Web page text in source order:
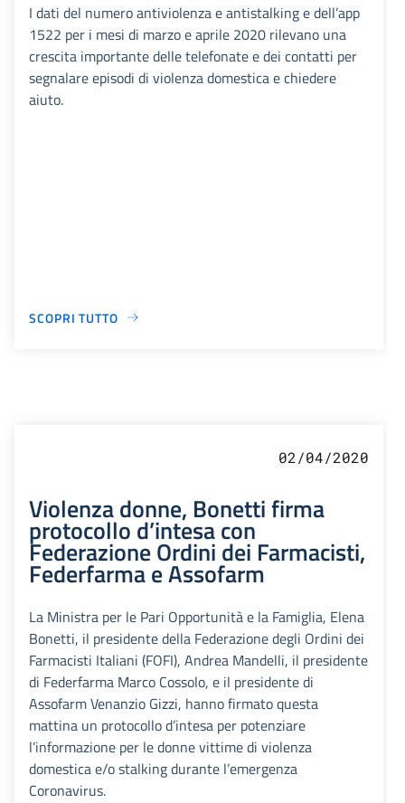
I dati del numero antiviolenza e antistalking e dell’app
1522 per i mesi di marzo e aprile 2020 rilevano una
crescita importante delle telefonate e dei contatti per
segnalare episodi di violenza domestica e chiedere
aiuto.
SCOPRI TUTTO
02/04/2020
Violenza donne, Bonetti firma
protocollo d’intesa con
Federazione Ordini dei Farmacisti,
Federfarma e Assofarm
La Ministra per le Pari Opportunità e la Famiglia, Elena
Bonetti, il presidente della Federazione degli Ordini dei
Farmacisti Italiani (FOFI), Andrea Mandelli, il presidente
di Federfarma Marco Cossolo, e il presidente di
Assofarm Venanzio Gizzi, hanno firmato questa
mattina un protocollo d’intesa per potenziare
l’informazione per le donne vittime di violenza
domestica e/o stalking durante l’emergenza
Coronavirus.